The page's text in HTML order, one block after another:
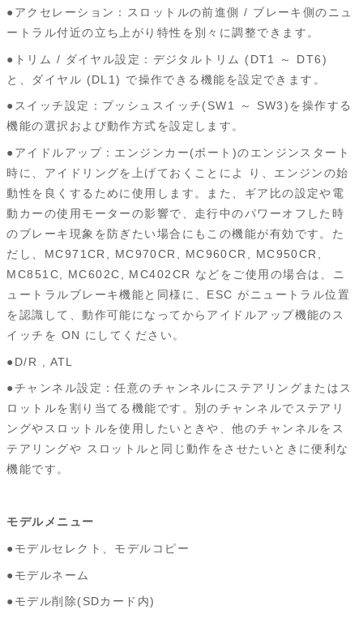
●アクセレーション：スロットルの前進側 / ブレーキ側のニュ
ートラル付近の立ち上がり特性を別々に調整できます。
●トリム / ダイヤル設定：デジタルトリム (DT1 ～ DT6)
と、ダイヤル (DL1) で操作できる機能を設定できます。
●スイッチ設定：プッシュスイッチ(SW1 ～ SW3)を操作する
機能の選択および動作方式を設定します。
●アイドルアップ：エンジンカー(ボート)のエンジンスタート
時に、アイドリングを上げておくことによ り、エンジンの始
動性を良くするために使用します。また、ギア比の設定や電
動カーの使用モーターの影響で、走行中のパワーオフした時
のブレーキ現象を防ぎたい場合にもこの機能が有効です。た
だし、MC971CR, MC970CR, MC960CR, MC950CR,
MC851C, MC602C, MC402CR などをご使用の場合は、ニ
ュートラルブレーキ機能と同様に、ESC がニュートラル位置
を認識して、動作可能になってからアイドルアップ機能のス
イッチを ON にしてください。
●D/R , ATL
●チャンネル設定：任意のチャンネルにステアリングまたはス
ロットルを割り当てる機能です。別のチャンネルでステアリ
ングやスロットルを使用したいときや、他のチャンネルをス
テアリングや スロットルと同じ動作をさせたいときに便利な
機能です。
モデルメニュー
●モデルセレクト、モデルコピー
●モデルネーム
●モデル削除(SDカード内)